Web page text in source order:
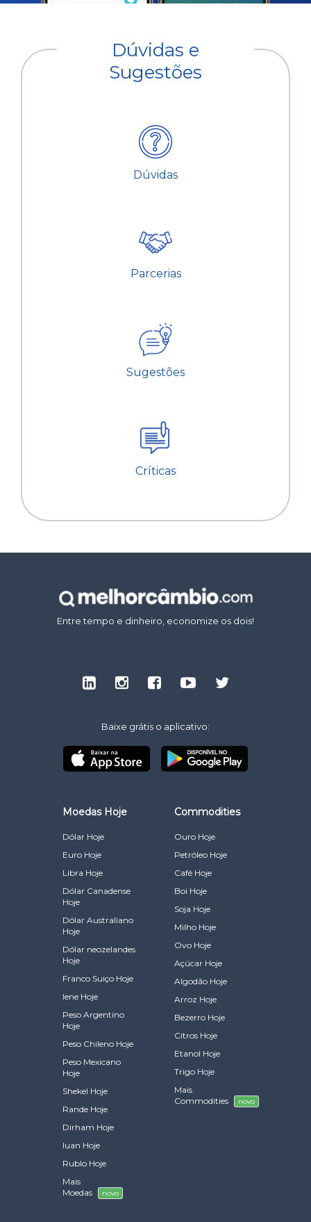
Dúvidas e
Sugestões
Dúvidas
Parcerias
Sugestões
Críticas
Entre tempo e dinheiro, economize os dois!
Baixe grátis o aplicativo:
Moedas Hoje
Dólar Hoje
Euro Hoje
Libra Hoje
Dólar Canadense
Hoje
Dólar Australiano
Hoje
Dólar neozelandes
Hoje
Franco Suiço Hoje
Iene Hoje
Peso Argentino
Hoje
Peso Chileno Hoje
Peso Mexicano
Hoje
Shekel Hoje
Rande Hoje
Dirham Hoje
Iuan Hoje
Rublo Hoje
Mais
Moedas
novo
Commodities
Ouro Hoje
Petróleo Hoje
Café Hoje
Boi Hoje
Soja Hoje
Milho Hoje
Ovo Hoje
Açúcar Hoje
Algodão Hoje
Arroz Hoje
Bezerro Hoje
Citros Hoje
Etanol Hoje
Trigo Hoje
Mais
Commodities
novo